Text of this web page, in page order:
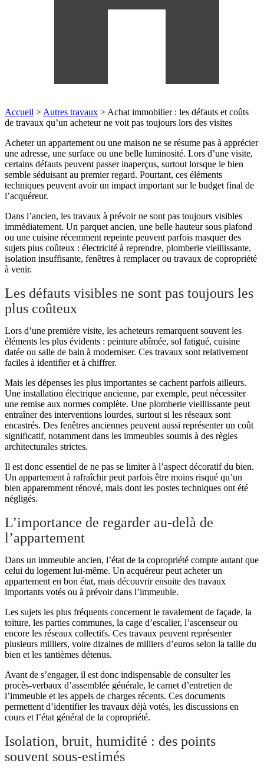
Accueil > Autres travaux > Achat immobilier : les défauts et coûts
de travaux qu’un acheteur ne voit pas toujours lors des visites
Acheter un appartement ou une maison ne se résume pas à apprécier
une adresse, une surface ou une belle luminosité. Lors d’une visite,
certains défauts peuvent passer inaperçus, surtout lorsque le bien
semble séduisant au premier regard. Pourtant, ces éléments
techniques peuvent avoir un impact important sur le budget final de
l’acquéreur.
Dans l’ancien, les travaux à prévoir ne sont pas toujours visibles
immédiatement. Un parquet ancien, une belle hauteur sous plafond
ou une cuisine récemment repeinte peuvent parfois masquer des
sujets plus coûteux : électricité à reprendre, plomberie vieillissante,
isolation insuffisante, fenêtres à remplacer ou travaux de copropriété
à venir.
Les défauts visibles ne sont pas toujours les
plus coûteux
Lors d’une première visite, les acheteurs remarquent souvent les
éléments les plus évidents : peinture abîmée, sol fatigué, cuisine
datée ou salle de bain à moderniser. Ces travaux sont relativement
faciles à identifier et à chiffrer.
Mais les dépenses les plus importantes se cachent parfois ailleurs.
Une installation électrique ancienne, par exemple, peut nécessiter
une remise aux normes complète. Une plomberie vieillissante peut
entraîner des interventions lourdes, surtout si les réseaux sont
encastrés. Des fenêtres anciennes peuvent aussi représenter un coût
significatif, notamment dans les immeubles soumis à des règles
architecturales strictes.
Il est donc essentiel de ne pas se limiter à l’aspect décoratif du bien.
Un appartement à rafraîchir peut parfois être moins risqué qu’un
bien apparemment rénové, mais dont les postes techniques ont été
négligés.
L’importance de regarder au-delà de
l’appartement
Dans un immeuble ancien, l’état de la copropriété compte autant que
celui du logement lui-même. Un acquéreur peut acheter un
appartement en bon état, mais découvrir ensuite des travaux
importants votés ou à prévoir dans l’immeuble.
Les sujets les plus fréquents concernent le ravalement de façade, la
toiture, les parties communes, la cage d’escalier, l’ascenseur ou
encore les réseaux collectifs. Ces travaux peuvent représenter
plusieurs milliers, voire dizaines de milliers d’euros selon la taille du
bien et les tantièmes détenus.
Avant de s’engager, il est donc indispensable de consulter les
procès-verbaux d’assemblée générale, le carnet d’entretien de
l’immeuble et les appels de charges récents. Ces documents
permettent d’identifier les travaux déjà votés, les discussions en
cours et l’état général de la copropriété.
Isolation, bruit, humidité : des points
souvent sous-estimés